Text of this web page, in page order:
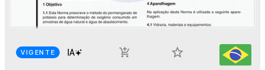
VIGENTE add_shopping_cart
star_border